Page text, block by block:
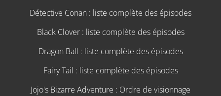
Détective Conan : liste complète des épisodes
Black Clover : liste complète des épisodes
Dragon Ball : liste complète des épisodes
Fairy Tail : liste complète des épisodes
Jojo's Bizarre Adventure : Ordre de visionnage